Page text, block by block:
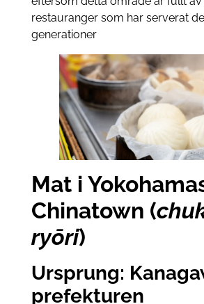
restauranger som har serverat
generationer
Mat i
Chinatown (
ryōri)
Ursprung:
prefekturen